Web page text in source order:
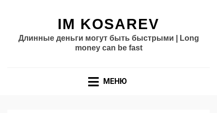
IM KOSAREV
Длинные деньги могут быть быстрыми | Long
money can be fast
МЕНЮ